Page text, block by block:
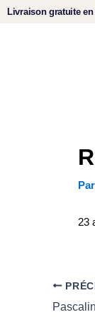
AllerLivraison gratuite
Par
23